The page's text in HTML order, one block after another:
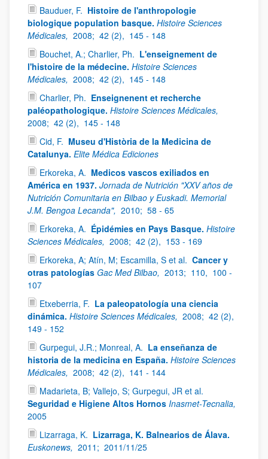
Bauduer, F. Histoire de l'anthropologie
biologique population basque. Histoire Sciences
Médicales, 2008; 42 (2), 145 - 148
Bouchet, A.; Charlier, Ph. L'enseignement de
l'histoire de la médecine. Histoire Sciences
Médicales, 2008; 42 (2), 145 - 148
Charlier, Ph. Enseignenent et recherche
paléopathologique. Histoire Sciences Médicales,
2008; 42 (2), 145 - 148
Cid, F. Museu d'Història de la Medicina de
Catalunya. Elite Médica Ediciones
Erkoreka, A. Medicos vascos exiliados en
América en 1937. Jornada de Nutrición "XXV años de
Nutrición Comunitaria en Bilbao y Euskadi. Memorial
J.M. Bengoa Lecanda", 2010; 58 - 65
Erkoreka, A. Épidémies en Pays Basque. Histoire
Sciences Médicales, 2008; 42 (2), 153 - 169
Erkoreka, A; Atín, M; Escamilla, S et al. Cancer y
otras patologías Gac Med Bilbao, 2013; 110, 100 -
107
Etxeberria, F. La paleopatología una ciencia
dinámica. Histoire Sciences Médicales, 2008; 42 (2),
149 - 152
Gurpegui, J.R.; Monreal, A. La enseñanza de
historia de la medicina en España. Histoire Sciences
Médicales, 2008; 42 (2), 141 - 144
Madarieta, B; Vallejo, S; Gurpegui, JR et al.
Seguridad e Higiene Altos Hornos Inasmet-Tecnalia,
2005
Lizarraga, K. Lizarraga, K. Balnearios de Álava.
Euskonews, 2011; 2011/11/25